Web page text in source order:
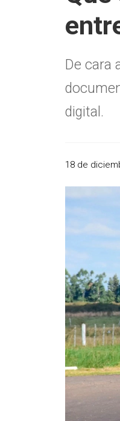
De cara
digital.
18 de